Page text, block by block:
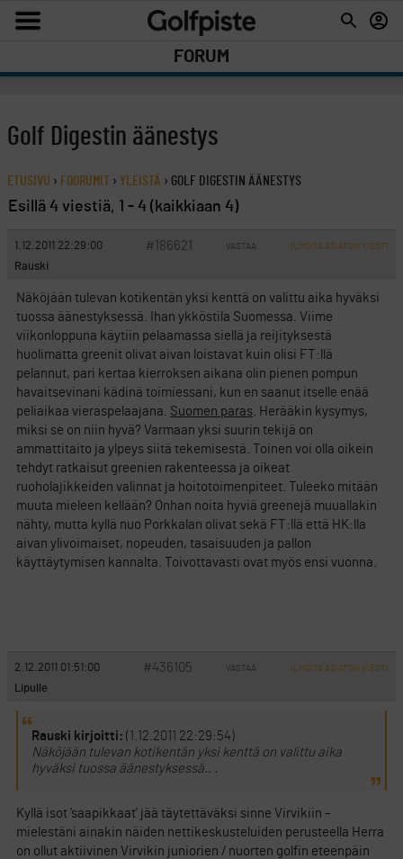
FORUM
Golf Digestin äänestys
ETUSIVU › FOORUMIT › YLEISTÄ › GOLF DIGESTIN ÄÄNESTYS
Esillä 4 viestiä, 1 - 4 (kaikkiaan 4)
1.12.2011 22:29:00 #186621 VASTAA ILMOITA ASIATON VIESTI
Rauski
Näköjään tulevan kotikentän yksi kenttä on valittu aika hyväksi
tuossa äänestyksessä. Ihan ykköstila Suomessa. Viime
viikonloppuna käytiin pelaamassa siellä ja reijityksestä
huolimatta greenit olivat aivan loistavat kuin olisi FT:llä
pelannut, pari kertaa kierroksen aikana olin pienen pompun
havaitsevinani kädinä toimiessani, kun en saanut itselle enää
peliaikaa vieraspelaajana. Suomen paras. Herääkin kysymys,
miksi se on niin hyvä? Varmaan yksi suurin tekijä on
ammattitaito ja ylpeys siitä tekemisestä. Toinen voi olla oikein
tehdyt ratkaisut greenien rakenteessa ja oikeat
ruoholajikkeiden valinnat ja hoitotoimenpiteet. Tuleeko mitään
muuta mieleen kellään? Onhan noita hyviä greenejä muuallakin
nähty, mutta kyllä nuo Porkkalan olivat sekä FT:llä että HK:lla
aivan ylivoimaiset, nopeuden, tasaisuuden ja pallon
käyttäytymisen kannalta. Toivottavasti ovat myös ensi vuonna.
2.12.2011 01:51:00 #436105 VASTAA ILMOITA ASIATON VIESTI
Lipulle
Rauski kirjoitti: (1.12.2011 22:29:54)
Näköjään tulevan kotikentän yksi kenttä on valittu aika
hyväksi tuossa äänestyksessä.. .
Kyllä isot ’saapikkaat’ jää täytettäväksi sinne Virvikiin –
mielestäni ainakin näiden nettikeskusteluiden perusteella Herra
on ollut aktiivinen Virvikin juniorien / nuorten golfin eteenpäin